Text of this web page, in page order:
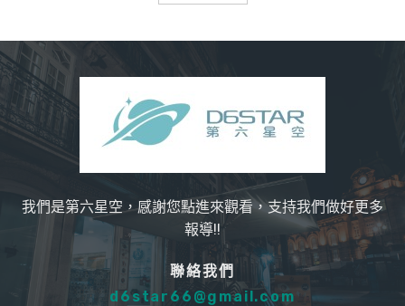
我們是第六星空，感謝您點進來觀看，支持我們做好更多
報導!!
聯絡我們
d6star66@gmail.com